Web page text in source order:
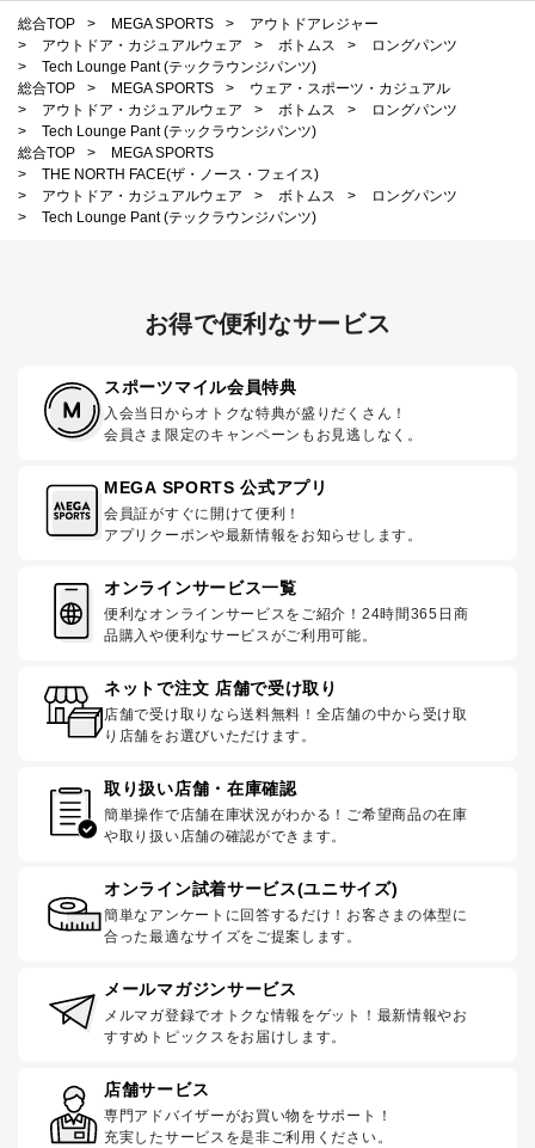
総合TOP > MEGA SPORTS >
アウトドアレジャー
>
アウトドア・カジュアルウェア > ボトムス >
ロングパンツ
>
Tech Lounge Pant (テックラウンジパンツ)
総合TOP
> MEGA SPORTS >
ウェア・スポーツ・カジュアル
>
アウトドア・カジュアルウェア > ボトムス >
ロングパンツ
>
Tech Lounge Pant (テックラウンジパンツ)
総合TOP
>
MEGA SPORTS
>
THE NORTH FACE(ザ・ノース・フェイス)
>
アウトドア・カジュアルウェア > ボトムス >
ロングパンツ
>
Tech Lounge Pant (テックラウンジパンツ)
お得で便利なサービス
スポーツマイル会員特典
入会当日からオトクな特典が盛りだくさん！
会員さま限定のキャンペーンもお見逃しなく。
MEGA SPORTS 公式アプリ
会員証がすぐに開けて便利！
アプリクーポンや最新情報をお知らせします。
オンラインサービス一覧
便利なオンラインサービスをご紹介！24時間365日商
品購入や便利なサービスがご利用可能。
ネットで注文 店舗で受け取り
店舗で受け取りなら送料無料！全店舗の中から受け取
り店舗をお選びいただけます。
取り扱い店舗・在庫確認
簡単操作で店舗在庫状況がわかる！ご希望商品の在庫
や取り扱い店舗の確認ができます。
オンライン試着サービス(ユニサイズ)
簡単なアンケートに回答するだけ！お客さまの体型に
合った最適なサイズをご提案します。
メールマガジンサービス
メルマガ登録でオトクな情報をゲット！最新情報やお
すすめトピックスをお届けします。
店舗サービス
専門アドバイザーがお買い物をサポート！
充実したサービスを是非ご利用ください。